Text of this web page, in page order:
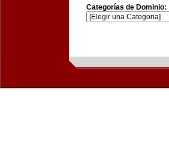
Categorías de Dominio: